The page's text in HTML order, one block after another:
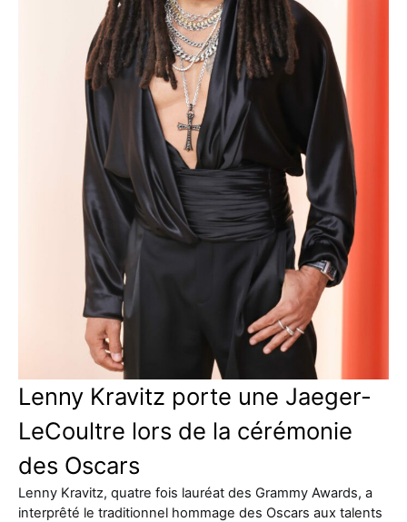
Lenny Kravitz porte une Jaeger-
LeCoultre lors de la cérémonie
des Oscars
Lenny Kravitz, quatre fois lauréat des Grammy Awards, a
interprêté le traditionnel hommage des Oscars aux talents